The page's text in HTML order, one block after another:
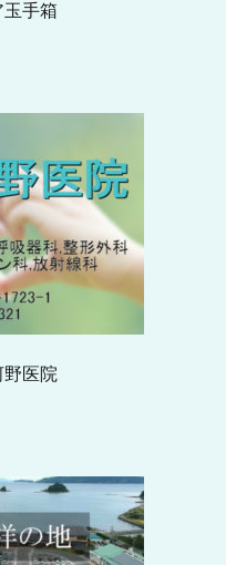
手箱
医院